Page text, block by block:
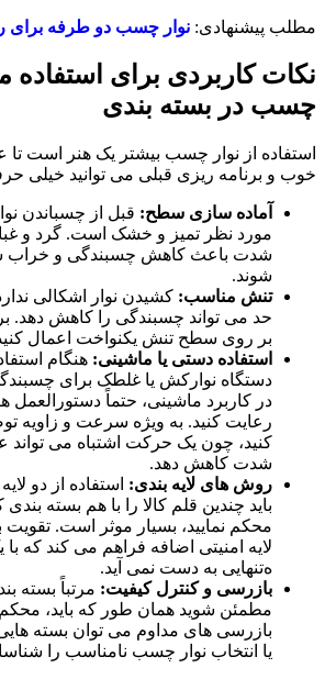
مطلب پیشنهادی: نوار چسب دو طرفه برای
نکات کاربردی برای استفاده
چسب در بسته بندی
استفاده از نوار چسب بیشتر یک هنر است تا
خوب و برنامه ‌ریزی قبلی می‌ توانید خیلی
آماده‌ سازی سطح: قبل از چسباندن
مورد نظر تمیز و خشک است. گرد و
شدت باعث کاهش چسبندگی و خراب
شوند.
تنش مناسب: کشیدن نوار اشکالی
حد می ‌تواند چسبندگی را کاهش دهد.
بر روی سطح تنش یکنواخت اعمال
استفاده دستی یا ماشینی: هنگام
دستگاه نوارکش یا غلطک برای
در کاربرد ماشینی، حتماً دستورالعمل
رعایت کنید. به‌ ویژه سرعت و زاویه
کنید، چون یک حرکت اشتباه می
شدت کاهش دهد.
روش ‌های لایه‌ بندی: استفاده از دو
باید چندین قلم کالا را با هم بسته ‌بندی
محکم نمایید، بسیار موثر است. تقویت
لایه امنیتی اضافه فراهم می ‌کند که
ه‌تنهایی به ‌دست نمی ‌آید.
بازرسی و کنترل کیفیت: مرتباً بسته
مطمئن شوید همان‌ طور که باید،
بازرسی‌ های مداوم می‌ توان بسته‌
یا انتخاب نوار چسب نامناسب را